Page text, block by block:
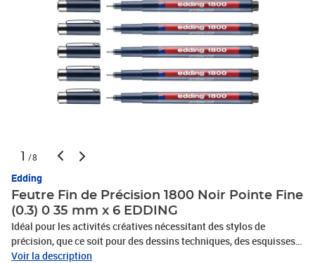
1 /8
Edding
Feutre Fin de Précision 1800 Noir Pointe Fine
(0.3) 0 35 mm x 6 EDDING
Idéal pour les activités créatives nécessitant des stylos de
précision, que ce soit pour des dessins techniques, des esquisses,
des zentangles, des mandalas, des lettrages ou du travail au
Voir la description